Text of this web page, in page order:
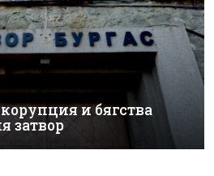
и бягства
затвор